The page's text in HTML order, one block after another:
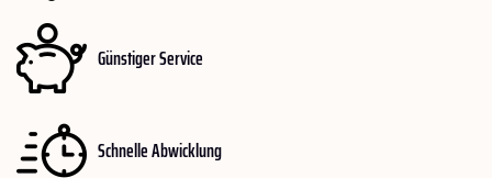
Günstiger Service
Schnelle Abwicklung